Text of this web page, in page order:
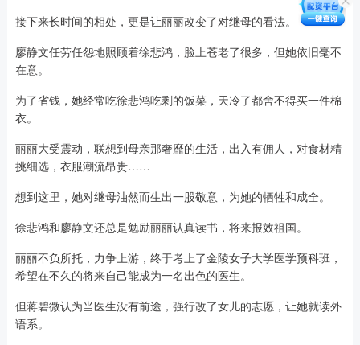
接下来长时间的相处，更是让丽丽改变了对继母的看法。
廖静文任劳任怨地照顾着徐悲鸿，脸上苍老了很多，但她依旧毫不
在意。
为了省钱，她经常吃徐悲鸿吃剩的饭菜，天冷了都舍不得买一件棉
衣。
丽丽大受震动，联想到母亲那奢靡的生活，出入有佣人，对食材精
挑细选，衣服潮流昂贵……
想到这里，她对继母油然而生出一股敬意，为她的牺牲和成全。
徐悲鸿和廖静文还总是勉励丽丽认真读书，将来报效祖国。
丽丽不负所托，力争上游，终于考上了金陵女子大学医学预科班，
希望在不久的将来自己能成为一名出色的医生。
但蒋碧微认为当医生没有前途，强行改了女儿的志愿，让她就读外
语系。